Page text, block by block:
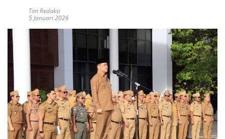
Tim Redaksi
5 Januari 2026